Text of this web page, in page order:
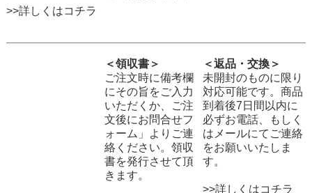
>>詳しくはコチラ
＜領収書＞
＜返品・交換＞
ご注文時に備考欄
にその旨をご入力
いただくか、ご注
文後にお問合せフ
ォーム」よりご連
絡ください。領収
書を発行させて頂
きます。
未開封のものに限り
対応可能です。商品
到着後7日間以内に
必ずお電話、もしく
はメールにてご連絡
をお願いいたしま
す。
>>詳しくはコチラ